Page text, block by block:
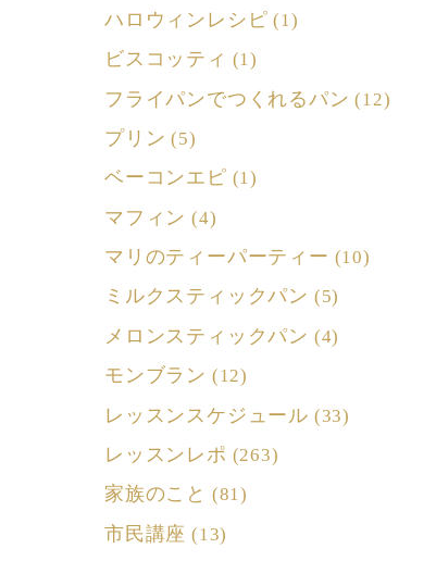
ハロウィンレシピ (1)
ビスコッティ (1)
フライパンでつくれるパン (12)
プリン (5)
ベーコンエピ (1)
マフィン (4)
マリのティーパーティー (10)
ミルクスティックパン (5)
メロンスティックパン (4)
モンブラン (12)
レッスンスケジュール (33)
レッスンレポ (263)
家族のこと (81)
市民講座 (13)